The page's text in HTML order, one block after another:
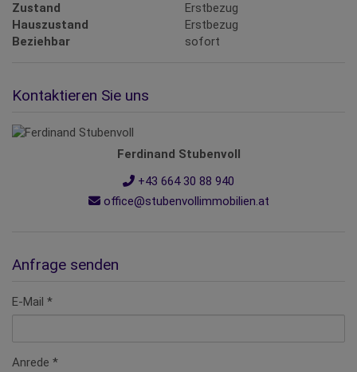
Zustand
Erstbezug
Hauszustand
Erstbezug
Beziehbar
sofort
Kontaktieren Sie uns
Ferdinand Stubenvoll
+43 664 30 88 940
office@stubenvollimmobilien.at
Anfrage senden
E-Mail
Anrede